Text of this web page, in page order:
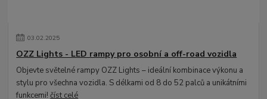
03.02.2025
OZZ Lights - LED rampy pro osobní a off-road vozidla
Objevte světelné rampy OZZ Lights – ideální kombinace výkonu a
stylu pro všechna vozidla. S délkami od 8 do 52 palců a unikátními
funkcemi!číst celé